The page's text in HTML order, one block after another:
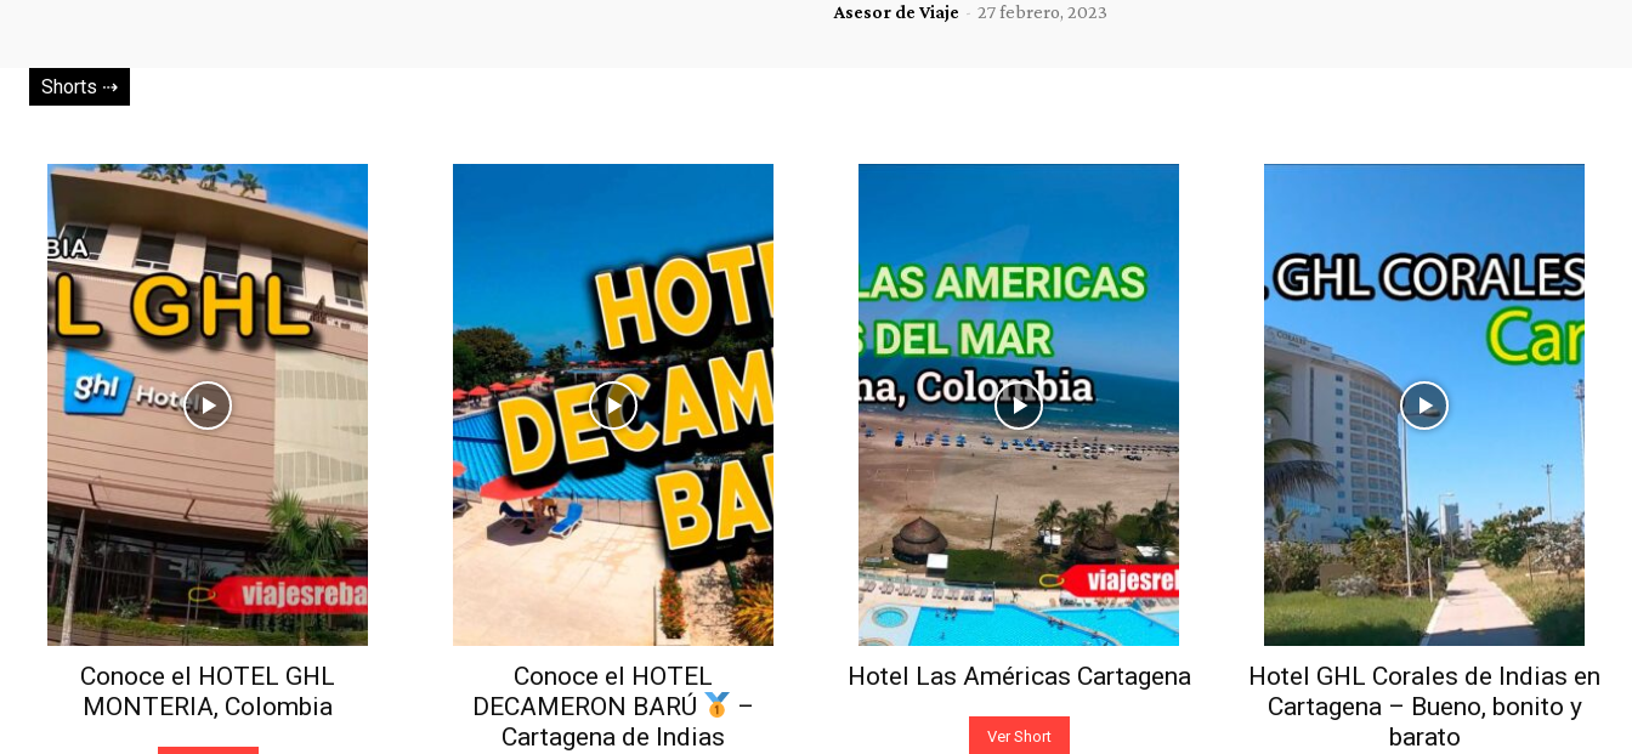
Asesor de Viaje - 27 febrero, 2023
Shorts ⇢
Conoce el HOTEL GHL
MONTERIA, Colombia
Conoce el HOTEL
DECAMERON BARÚ
–
Cartagena de Indias
Hotel Las Américas Cartagena
Ver Short
Hotel GHL Corales de Indias en
Cartagena – Bueno, bonito y
barato